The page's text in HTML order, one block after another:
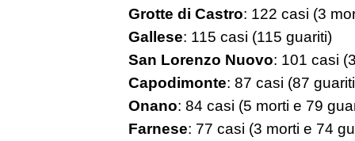
Grotte di Castro: 122 casi (3
Gallese: 115 casi (115 guariti)
San Lorenzo Nuovo: 101 casi
Capodimonte: 87 casi (87
Onano: 84 casi (5 morti e 79
Farnese: 77 casi (3 morti e 74